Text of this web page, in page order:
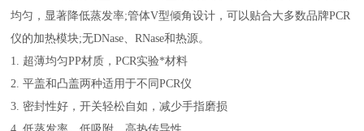
均匀，显著降低蒸发率;管体V型倾角设计，可以贴合大多数品牌PCR
仪的加热模块;无DNase、RNase和热源。
1. 超薄均匀PP材质，PCR实验*材料
2. 平盖和凸盖两种适用于不同PCR仪
3. 密封性好，开关轻松自如，减少手指磨损